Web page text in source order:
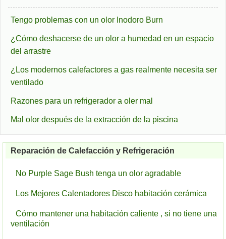
Tengo problemas con un olor Inodoro Burn
¿Cómo deshacerse de un olor a humedad en un espacio
del arrastre
¿Los modernos calefactores a gas realmente necesita ser
ventilado
Razones para un refrigerador a oler mal
Mal olor después de la extracción de la piscina
Reparación de Calefacción y Refrigeración
No Purple Sage Bush tenga un olor agradable
Los Mejores Calentadores Disco habitación cerámica
Cómo mantener una habitación caliente , si no tiene una
ventilación